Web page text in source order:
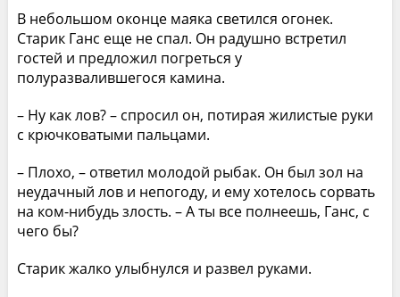
В небольшом оконце маяка светился огонек.
Старик Ганс еще не спал. Он радушно встретил
гостей и предложил погреться у
полуразвалившегося камина.
– Ну как лов? – спросил он, потирая жилистые руки
с крючковатыми пальцами.
– Плохо, – ответил молодой рыбак. Он был зол на
неудачный лов и непогоду, и ему хотелось сорвать
на ком-нибудь злость. – А ты все полнеешь, Ганс, с
чего бы?
Старик жалко улыбнулся и развел руками.